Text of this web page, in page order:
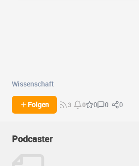
Wissenschaft
Folgen 3 0 0 0 0
Podcaster